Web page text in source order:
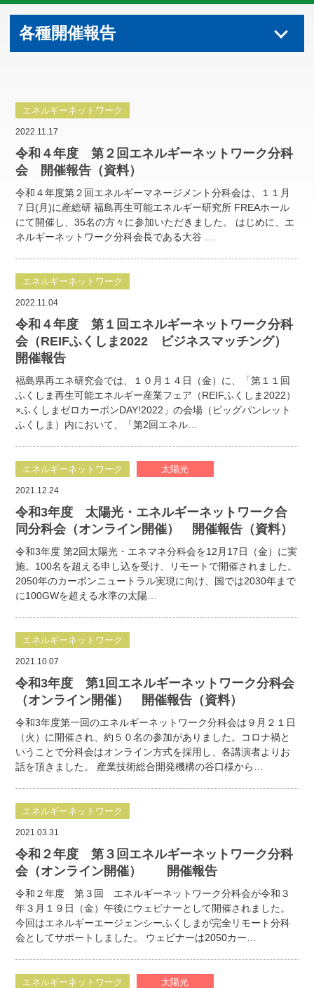
各種開催報告
エネルギーネットワーク
2022.11.17
令和４年度 第２回エネルギーネットワーク分科
会 開催報告（資料）
令和４年度第２回エネルギーマネージメント分科会は、１１月
７日(月)に産総研 福島再生可能エネルギー研究所 FREAホール
にて開催し、35名の方々に参加いただきました。 はじめに、エ
ネルギーネットワーク分科会長である大谷 …
エネルギーネットワーク
2022.11.04
令和４年度 第１回エネルギーネットワーク分科
会（REIFふくしま2022 ビジネスマッチング）
開催報告
福島県再エネ研究会では、１０月１４日（金）に、「第１１回
ふくしま再生可能エネルギー産業フェア（REIFふくしま2022）
×ふくしまゼロカーボンDAY!2022」の会場（ビッグパンレット
ふくしま）内において、「第2回エネル…
エネルギーネットワーク 太陽光
2021.12.24
令和3年度 太陽光・エネルギーネットワーク合
同分科会（オンライン開催） 開催報告（資料）
令和3年度 第2回太陽光・エネマネ分科会を12月17日（金）に実
施。100名を超える申し込を受け、リモートで開催されました。
2050年のカーボンニュートラル実現に向け、国では2030年まで
に100GWを超える水準の太陽…
エネルギーネットワーク
2021.10.07
令和3年度 第1回エネルギーネットワーク分科会
（オンライン開催） 開催報告（資料）
令和3年度第一回のエネルギーネットワーク分科会は９月２１日
（火）に開催され、約５０名の参加がありました。コロナ禍と
いうことで分科会はオンライン方式を採用し、各講演者よりお
話を頂きました。 産業技術総合開発機構の谷口様から…
エネルギーネットワーク
2021.03.31
令和２年度 第３回エネルギーネットワーク分科
会（オンライン開催） 開催報告
令和２年度 第３回 エネルギーネットワーク分科会が令和３
年３月１９日（金）午後にウェビナーとして開催されました。
今回はエネルギーエージェンシーふくしまが完全リモート分科
会としてサポートしました。 ウェビナーは2050カー…
エネルギーネットワーク 太陽光